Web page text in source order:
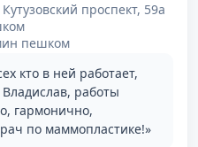
Кутузовский проспект, 59а
пешком
кто в ней работает,
работы
гармонично,
по маммопластике!»